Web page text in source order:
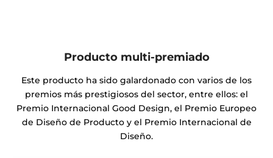
Producto multi-premiado
Este producto ha sido galardonado con varios de los
premios más prestigiosos del sector, entre ellos: el
Premio Internacional Good Design, el Premio Europeo
de Diseño de Producto y el Premio Internacional de
Diseño.